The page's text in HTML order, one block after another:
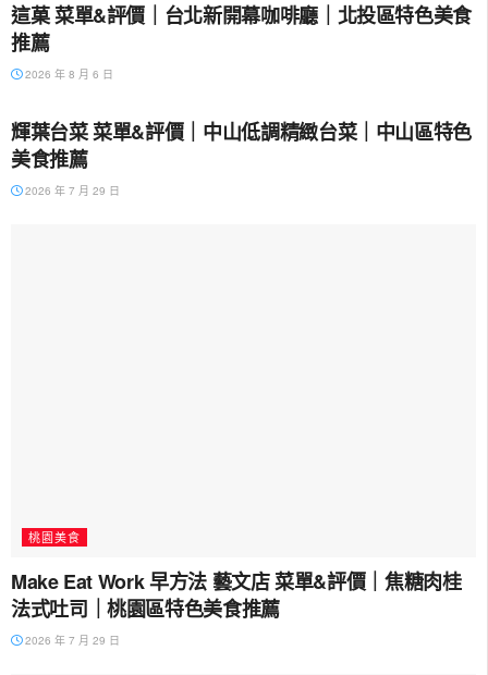
這菓 菜單&評價｜台北新開幕咖啡廳｜北投區特色美食
推薦
2026 年 8 月 6 日
輝葉台菜 菜單&評價｜中山低調精緻台菜｜中山區特色
美食推薦
2026 年 7 月 29 日
桃園美食
Make Eat Work 早方法 藝文店 菜單&評價｜焦糖肉桂
法式吐司｜桃園區特色美食推薦
2026 年 7 月 29 日